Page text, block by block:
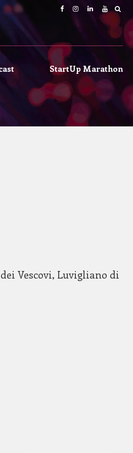
StartUp Marathon
Vescovi, Luvigliano di